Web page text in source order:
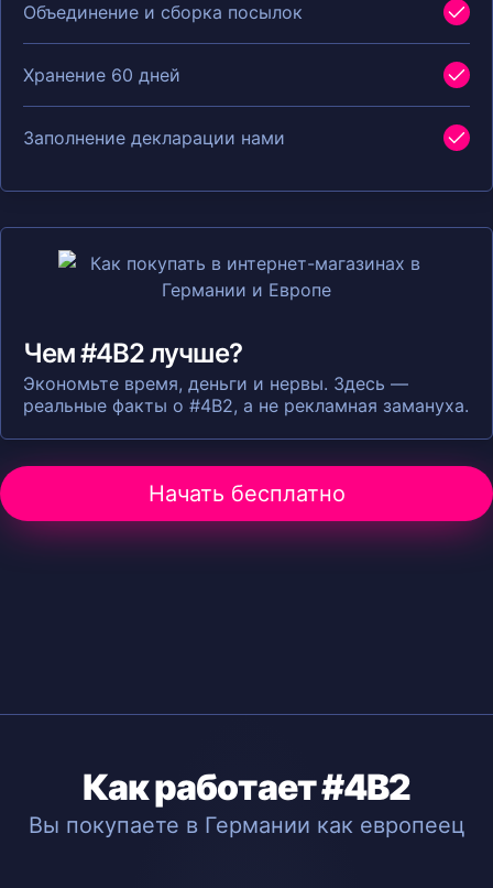
Объединение и сборка посылок
Хранение 60 дней
Заполнение декларации нами
Чем #4B2 лучше?
Экономьте время, деньги и нервы. Здесь —
реальные факты о #4B2, а не рекламная замануха.
Начать бесплатно
Как работает #4B2
Вы покупаете в Германии как европеец